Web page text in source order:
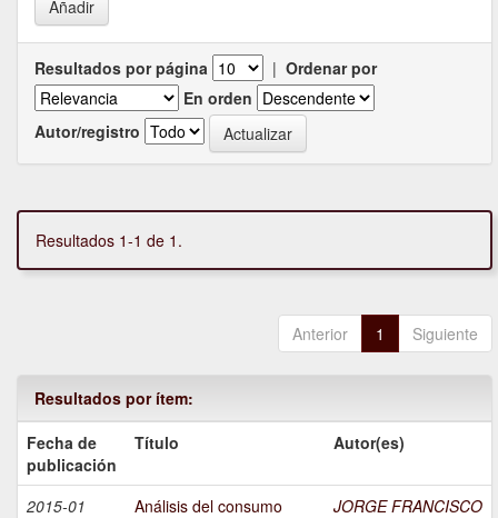
Resultados por página | Ordenar por
En orden
Autor/registro
Resultados 1-1 de 1.
Anterior 1 Siguiente
Resultados por ítem:
Fecha de
publicación
Título Autor(es)
2015-01
Análisis del consumo
JORGE FRANCISCO